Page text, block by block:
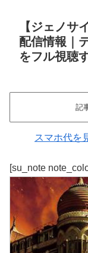
【ジェノサ
配信情報｜
をフル視聴
記
スマホ代を
[su_note